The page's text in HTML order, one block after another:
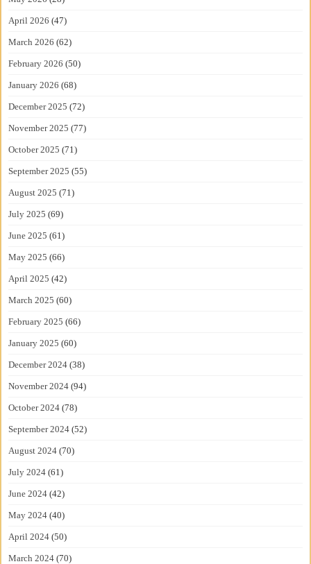
April 2026 (47)
March 2026 (62)
February 2026 (50)
January 2026 (68)
December 2025 (72)
November 2025 (77)
October 2025 (71)
September 2025 (55)
August 2025 (71)
July 2025 (69)
June 2025 (61)
May 2025 (66)
April 2025 (42)
March 2025 (60)
February 2025 (66)
January 2025 (60)
December 2024 (38)
November 2024 (94)
October 2024 (78)
September 2024 (52)
August 2024 (70)
July 2024 (61)
June 2024 (42)
May 2024 (40)
April 2024 (50)
March 2024 (70)